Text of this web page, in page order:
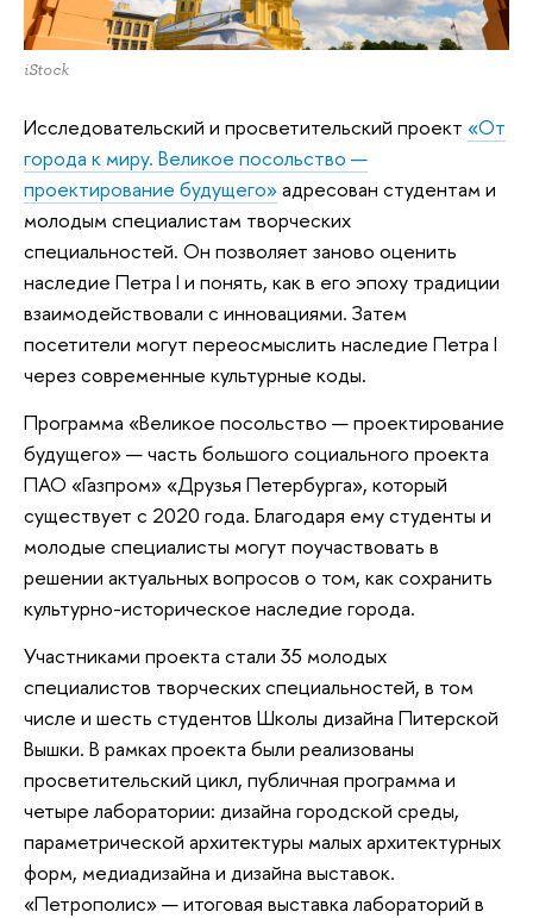
iStock
Исследовательский и просветительский проект «От
города к миру. Великое посольство —
проектирование будущего»адресован студентам и
молодым специалистам творческих
специальностей. Он позволяет заново оценить
наследие Петра I и понять, как в его эпоху традиции
взаимодействовали с инновациями. Затем
посетители могут переосмыслить наследие Петра I
через современные культурные коды.
Программа «Великое посольство — проектирование
будущего» — часть большого социального проекта
ПАО «Газпром» «Друзья Петербурга», который
существует с 2020 года. Благодаря ему студенты и
молодые специалисты могут поучаствовать в
решении актуальных вопросов о том, как сохранить
культурно-историческое наследие города.
Участниками проекта стали 35 молодых
специалистов творческих специальностей, в том
числе и шесть студентов Школы дизайна Питерской
Вышки. В рамках проекта были реализованы
просветительский цикл, публичная программа и
четыре лаборатории: дизайна городской среды,
параметрической архитектуры малых архитектурных
форм, медиадизайна и дизайна выставок.
«Петрополис» — итоговая выставка лабораторий в